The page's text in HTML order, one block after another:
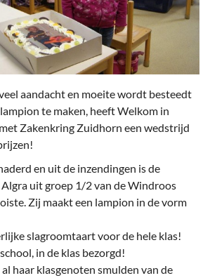
aandacht en moeite wordt besteedt
te maken, heeft Welkom in
Zakenkring Zuidhorn een wedstrijd
en uit de inzendingen is de
uit groep 1/2 van de Windroos
Zij maakt een lampion in de vorm
slagroomtaart voor de hele klas!
in de klas bezorgd!
haar klasgenoten smulden van de